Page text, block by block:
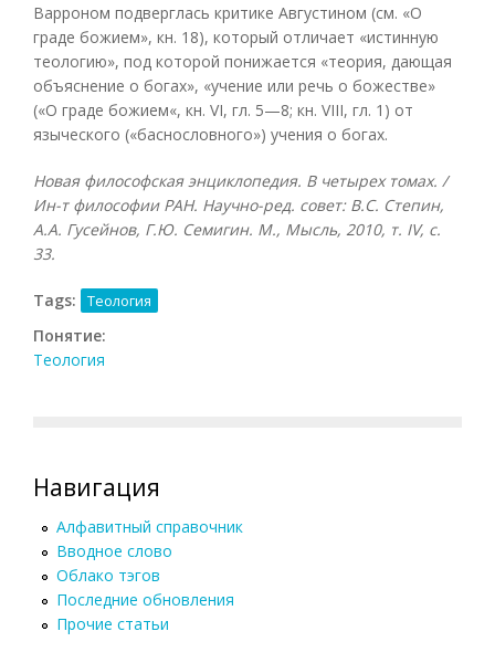
Варроном подверглась критике Августином (см. «О
граде божием», кн. 18), который отличает «истинную
теологию», под которой понижается «теория, дающая
объяснение о богах», «учение или речь о божестве»
(«О граде божием«, кн. VI, гл. 5—8; кн. VIII, гл. 1) от
языческого («баснословного») учения о богах.
Новая философская энциклопедия. В четырех томах. /
Ин-т философии РАН. Научно-ред. совет: В.С. Степин,
А.А. Гусейнов, Г.Ю. Семигин. М., Мысль, 2010, т. IV, с.
33.
Tags: Теология
Понятие:
Теология
Навигация
Алфавитный справочник
Вводное слово
Облако тэгов
Последние обновления
Прочие статьи